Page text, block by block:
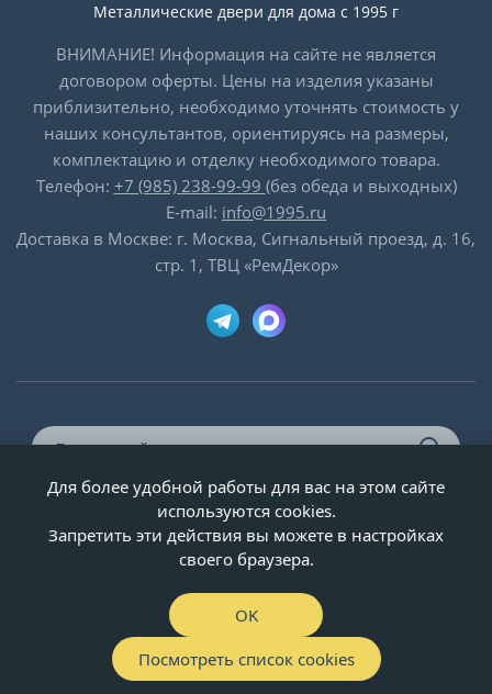
Металлические двери для дома с 1995 г
ВНИМАНИЕ! Информация на сайте не является
договором оферты. Цены на изделия указаны
приблизительно, необходимо уточнять стоимость у
наших консультантов, ориентируясь на размеры,
комплектацию и отделку необходимого товара.
Телефон: +7 (985) 238-99-99 (без обеда и выходных)
E-mail: info@1995.ru
Доставка в Москве: г. Москва, Сигнальный проезд, д. 16,
стр. 1, ТВЦ «РемДекор»
© ООО «Двери-и-точка», ИНН 5020092947, 1995-2026 г.
Для более удобной работы для вас на этом сайте
используются cookies.
Запретить эти действия вы можете в настройках
своего браузера.
OK
Посмотреть список cookies